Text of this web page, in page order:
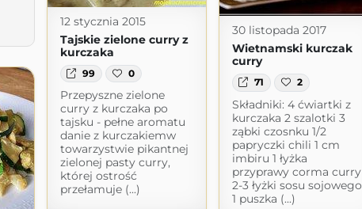
12 stycznia 2015
Tajskie zielone curry z
kurczaka
99 0
Przepyszne zielone
curry z kurczaka po
tajsku - pełne aromatu
danie z kurczakiemw
towarzystwie pikantnej
zielonej pasty curry,
której ostrość
przełamuje (...)
30 listopada 2017
Wietnamski kurczak
curry
71 2
Składniki: 4 ćwiartki z
kurczaka 2 szalotki 3
ząbki czosnku 1/2
papryczki chili 1 cm
imbiru 1 łyżka
przyprawy corma curry
2-3 łyżki sosu sojowego
1 puszka (...)